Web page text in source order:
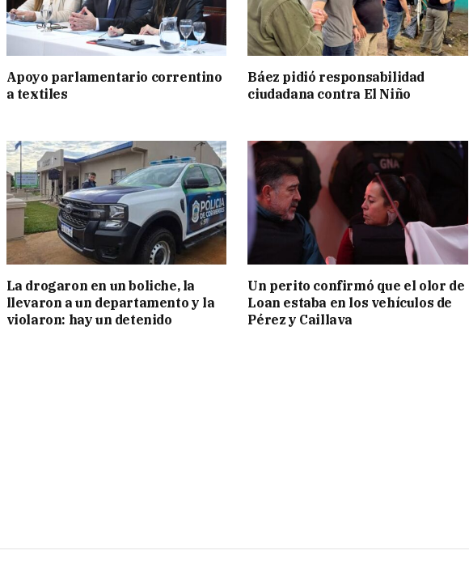
Apoyo parlamentario correntino
a textiles
Báez pidió responsabilidad
ciudadana contra El Niño
La drogaron en un boliche, la
llevaron a un departamento y la
violaron: hay un detenido
Un perito confirmó que el olor de
Loan estaba en los vehículos de
Pérez y Caillava